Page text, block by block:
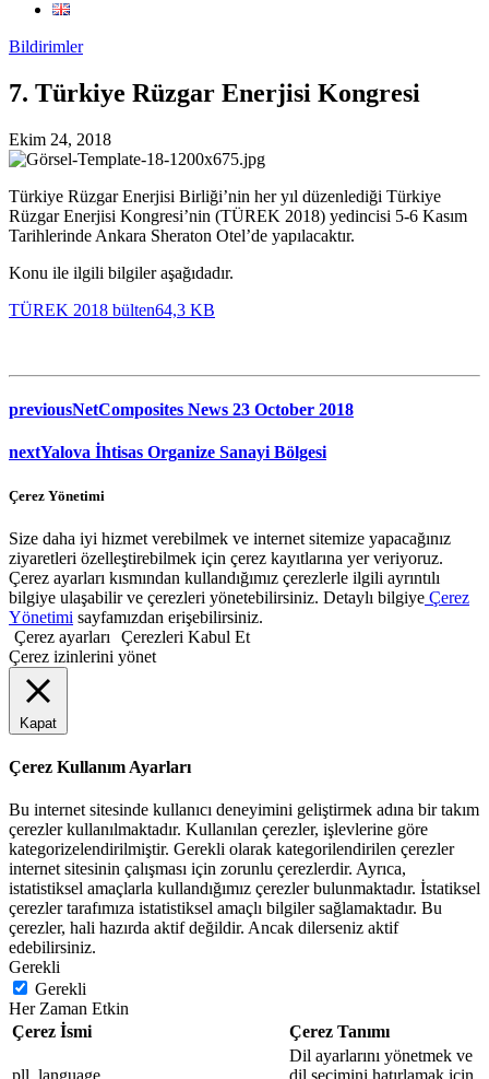
Bildirimler
7. Türkiye Rüzgar Enerjisi Kongresi
Ekim 24, 2018
Türkiye Rüzgar Enerjisi Birliği’nin her yıl düzenlediği Türkiye
Rüzgar Enerjisi Kongresi’nin (TÜREK 2018) yedincisi 5-6 Kasım
Tarihlerinde Ankara Sheraton Otel’de yapılacaktır.
Konu ile ilgili bilgiler aşağıdadır.
TÜREK 2018 bülten64,3 KB
previousNetComposites News 23 October 2018
nextYalova İhtisas Organize Sanayi Bölgesi
Çerez Yönetimi
Size daha iyi hizmet verebilmek ve internet sitemize yapacağınız
ziyaretleri özelleştirebilmek için çerez kayıtlarına yer veriyoruz.
Çerez ayarları kısmından kullandığımız çerezlerle ilgili ayrıntılı
bilgiye ulaşabilir ve çerezleri yönetebilirsiniz. Detaylı bilgiye Çerez
Yönetimi sayfamızdan erişebilirsiniz.
Çerez ayarları
Çerezleri Kabul Et
Çerez izinlerini yönet
Kapat
Çerez Kullanım Ayarları
Bu internet sitesinde kullanıcı deneyimini geliştirmek adına bir takım
çerezler kullanılmaktadır. Kullanılan çerezler, işlevlerine göre
kategorizelendirilmiştir. Gerekli olarak kategorilendirilen çerezler
internet sitesinin çalışması için zorunlu çerezlerdir. Ayrıca,
istatistiksel amaçlarla kullandığımız çerezler bulunmaktadır. İstatiksel
çerezler tarafımıza istatistiksel amaçlı bilgiler sağlamaktadır. Bu
çerezler, hali hazırda aktif değildir. Ancak dilerseniz aktif
edebilirsiniz.
Gerekli
Gerekli
Her Zaman Etkin
Çerez İsmi
Çerez Tanımı
Dil ayarlarını yönetmek ve